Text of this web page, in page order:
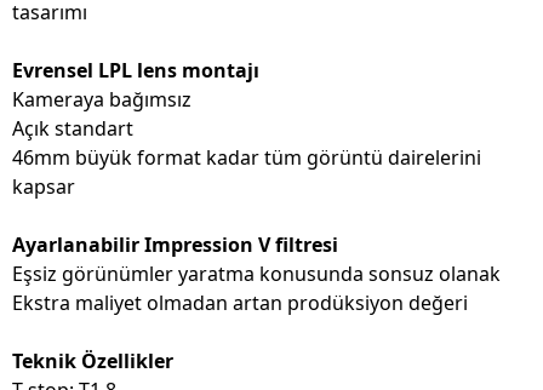
tasarımı
Evrensel LPL lens montajı
Kameraya bağımsız
Açık standart
46mm büyük format kadar tüm görüntü dairelerini
kapsar
Ayarlanabilir Impression V filtresi
Eşsiz görünümler yaratma konusunda sonsuz olanak
Ekstra maliyet olmadan artan prodüksiyon değeri
Teknik Özellikler